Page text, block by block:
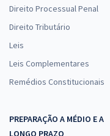
Direito Processual Penal
Direito Tributário
Leis
Leis Complementares
Remédios Constitucionais
PREPARAÇÃO A MÉDIO E A
LONGO PRAZO